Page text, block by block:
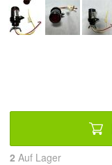
2 Auf Lager